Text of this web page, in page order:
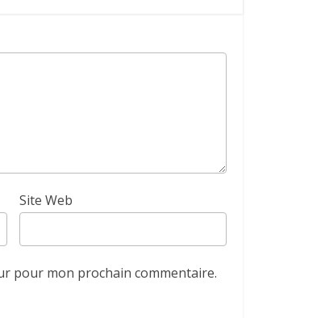
Site Web
pour mon prochain commentaire.